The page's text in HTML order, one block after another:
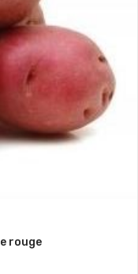
rouge